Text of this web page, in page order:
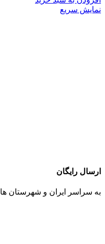
نمایش سریع
ارسال رایگان
به سراسر ایران و شهرستان ها